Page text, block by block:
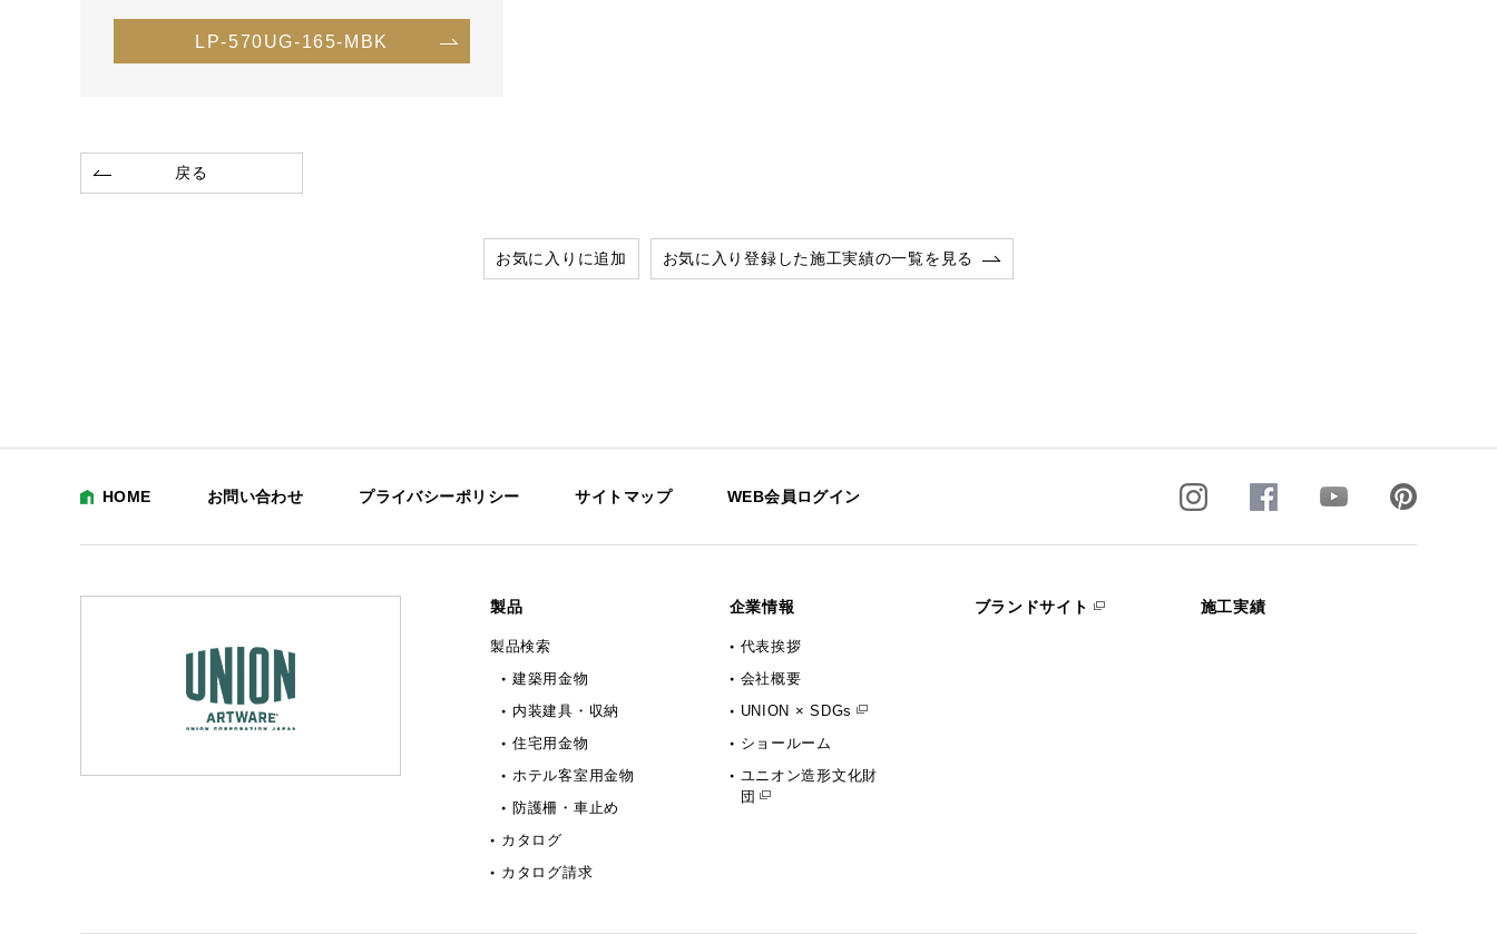
LP-570UG-165-MBK
戻る
お気に入りに追加 お気に入り登録した施工実績の一覧を見る
HOME お問い合わせ プライバシーポリシー サイトマップ WEB会員ログイン
製品
製品検索
建築用金物
内装建具・収納
住宅用金物
ホテル客室用金物
防護柵・車止め
カタログ
カタログ請求
企業情報
代表挨拶
会社概要
UNION × SDGs
ショールーム
ユニオン造形文化財
団
ブランドサイト 施工実績